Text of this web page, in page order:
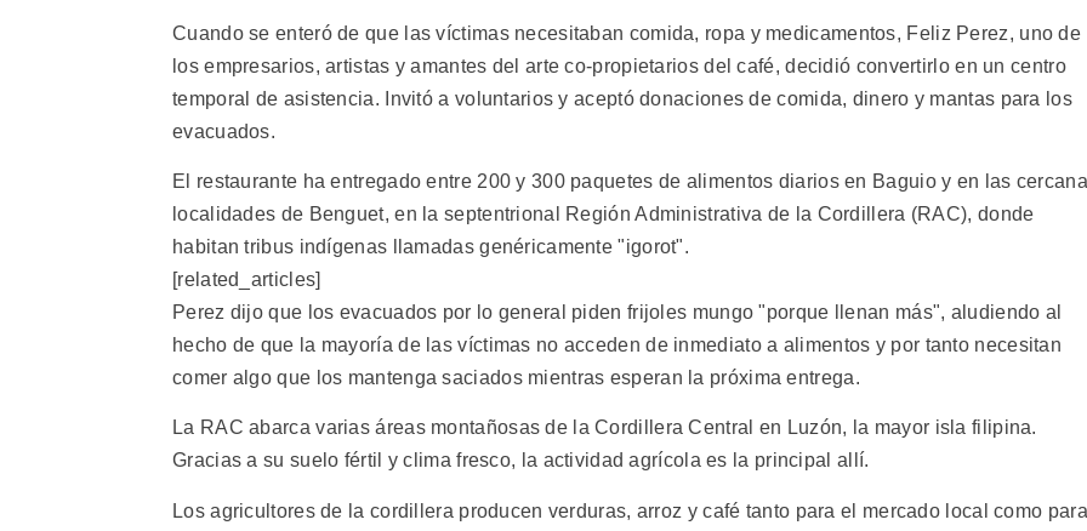
Cuando se enteró de que las víctimas necesitaban comida, ropa y medicamentos, Feliz Perez, uno de
los empresarios, artistas y amantes del arte co-propietarios del café, decidió convertirlo en un centro
temporal de asistencia. Invitó a voluntarios y aceptó donaciones de comida, dinero y mantas para los
evacuados.
El restaurante ha entregado entre 200 y 300 paquetes de alimentos diarios en Baguio y en las
localidades de Benguet, en la septentrional Región Administrativa de la Cordillera (RAC), donde
habitan tribus indígenas llamadas genéricamente "igorot".
[related_articles]
Perez dijo que los evacuados por lo general piden frijoles mungo "porque llenan más", aludiendo al
hecho de que la mayoría de las víctimas no acceden de inmediato a alimentos y por tanto necesitan
comer algo que los mantenga saciados mientras esperan la próxima entrega.
La RAC abarca varias áreas montañosas de la Cordillera Central en Luzón, la mayor isla filipina.
Gracias a su suelo fértil y clima fresco, la actividad agrícola es la principal allí.
Los agricultores de la cordillera producen verduras, arroz y café tanto para el mercado local como para